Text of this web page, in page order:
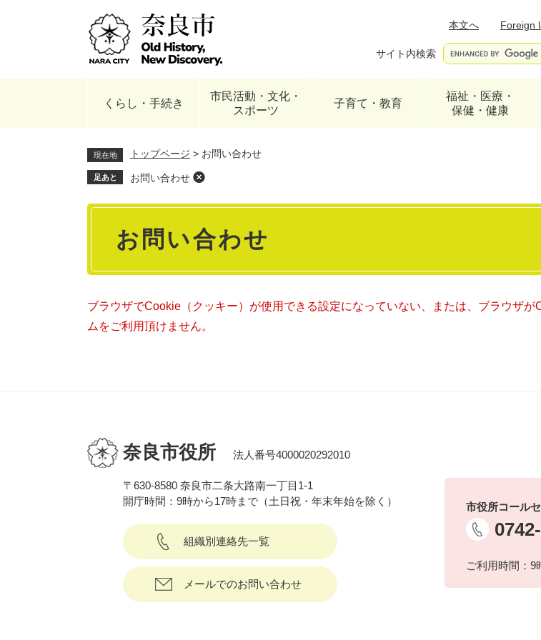
本文へ
Foreign
サイト内検索
くらし・手続き
市民活動・文化・
スポーツ
子育て・教育
福祉・医療・
保健・健康
現在地 トップページ > お問い合わせ
足あと お問い合わせ
本
お問い合わせ
ブラウザでCookie（クッキー）が使用できる設定になっていない、または、ブラウザ
ムをご利用頂けません。
奈良市役所 法人番号4000020292010
〒630-8580 奈良市二条大路南一丁目1-1
開庁時間：9時から17時まで（土日祝・年末年始を除く）
組織別連絡先一覧
メールでのお問い合わせ
市役所コール
ご利用時間：9